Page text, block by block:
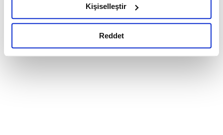
okumak ve sitemizi ziyaretiniz kapsamında
gerçekleştirilen veri işleme faaliyetleri ile ilgili daha
detaylı bilgi almak için lütfentıklayınız.
Kişiselleştir
Reddet